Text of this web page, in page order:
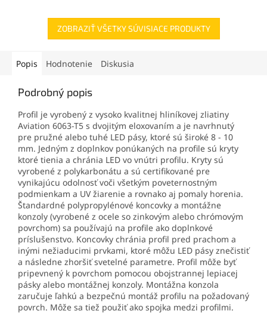
ZOBRAZIŤ VŠETKY SÚVISIACE PRODUKTY
Popis Hodnotenie Diskusia
Podrobný popis
Profil je vyrobený z vysoko kvalitnej hliníkovej zliatiny
Aviation 6063-T5 s dvojitým eloxovaním a je navrhnutý
pre pružné alebo tuhé LED pásy, ktoré sú široké 8 - 10
mm. Jedným z doplnkov ponúkaných na profile sú kryty
ktoré tienia a chránia LED vo vnútri profilu. Kryty sú
vyrobené z polykarbonátu a sú certifikované pre
vynikajúcu odolnosť voči všetkým poveternostným
podmienkam a UV žiarenie a rovnako aj pomaly horenia.
Štandardné polypropylénové koncovky a montážne
konzoly (vyrobené z ocele so zinkovým alebo chrómovým
povrchom) sa používajú na profile ako doplnkové
príslušenstvo. Koncovky chránia profil pred prachom a
inými nežiaducimi prvkami, ktoré môžu LED pásy znečistiť
a následne zhoršiť svetelné parametre. Profil môže byť
pripevnený k povrchom pomocou obojstrannej lepiacej
pásky alebo montážnej konzoly. Montážna konzola
zaručuje ľahkú a bezpečnú montáž profilu na požadovaný
povrch. Môže sa tiež použiť ako spojka medzi profilmi.